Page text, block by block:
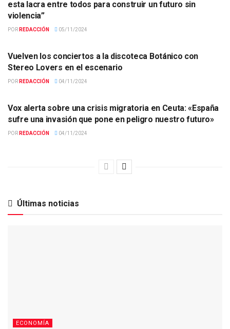
esta lacra entre todos para construir un futuro sin
violencia”
POR REDACCIÓN 05/11/2024
Vuelven los conciertos a la discoteca Botánico con
Stereo Lovers en el escenario
POR REDACCIÓN 04/11/2024
Vox alerta sobre una crisis migratoria en Ceuta: «España
sufre una invasión que pone en peligro nuestro futuro»
POR REDACCIÓN 04/11/2024
Últimas noticias
ECONOMÍA